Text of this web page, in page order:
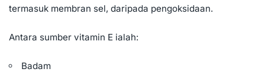
termasuk membran sel, daripada pengoksidaan.
Antara sumber vitamin E ialah:
Badam